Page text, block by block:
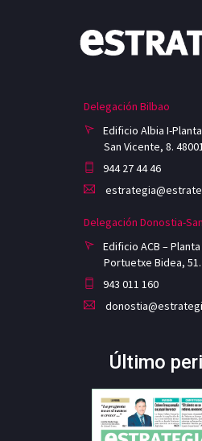
Delegación Bilbao
Edificio Albia I-
San Vicente, 8.
944 27 44 46
Delegación Donostia-
Edificio ACB –
Portuetxe Bidea,
943 011 160
Último